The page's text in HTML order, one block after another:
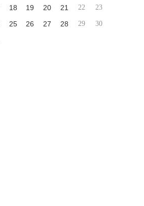
18 19 20 21 22 23
25 26 27 28 29 30